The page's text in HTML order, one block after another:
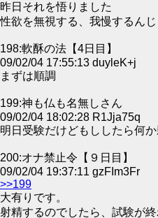
昨日それを悟りました
性欲を無視する、我慢するん
198:軟酥の法【4日目】
09/02/04 17:55:13 duyleK+j
まずは順調
199:神も仏も名無しさん
09/02/04 18:02:28 R1Jja75q
明日受験だけどもししたら何か
200:オナ禁止令【９日目】
09/02/04 19:37:11 gzFIm3Fr
>>199
大有りです。
射精するのでしたら、試験が